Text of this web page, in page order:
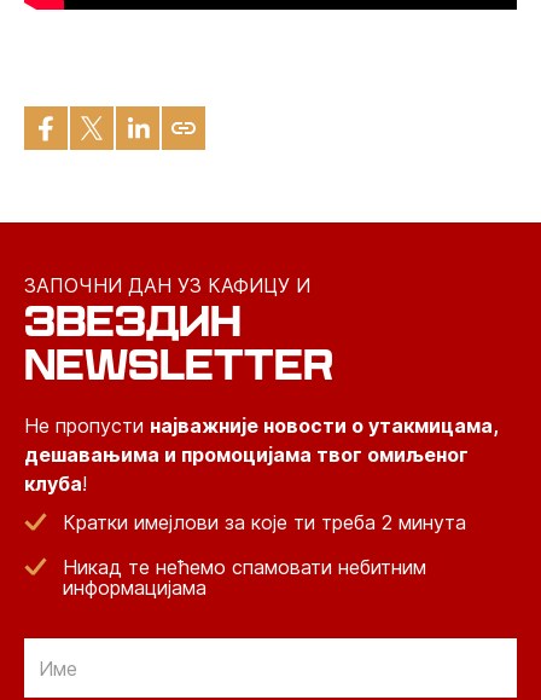
ЗАПОЧНИ ДАН УЗ КАФИЦУ И
ЗВЕЗДИН
NEWSLETTER
Не пропусти најважније новости о утакмицама,
дешавањима и промоцијама твог омиљеног
клуба!
Кратки имејлови за које ти треба 2 минута
Никад те нећемо спамовати небитним
информацијама